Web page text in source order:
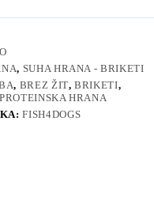
, SUHA HRANA - BRIKETI
, BREZ ŽIT,BRIKETI,
HRANA
FISH4DOGS